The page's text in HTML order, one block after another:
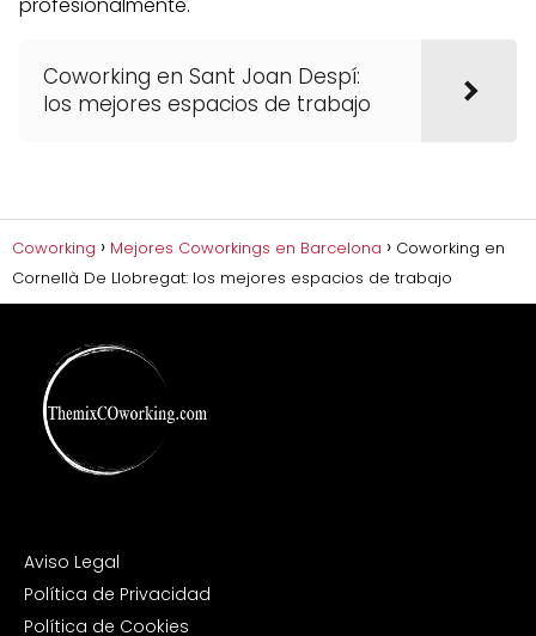
Coworking en Sant Joan Despí:
los mejores espacios de trabajo
Coworking Mejores Coworkings en Barcelona
Coworking en
Cornellà De Llobregat: los mejores espacios de trabajo
Aviso Legal
Política de Privacidad
Política de Cookies